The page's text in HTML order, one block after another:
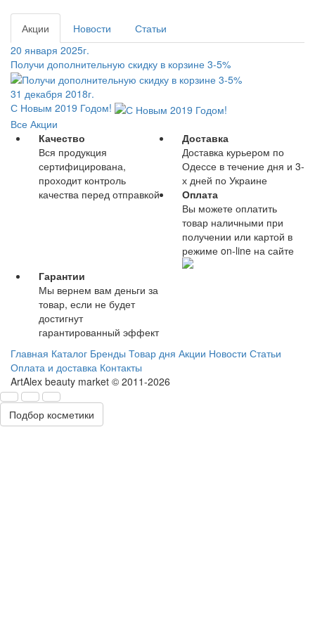
Акции Новости
Статьи
20 января 2025г.
Получи дополнительную скидку в корзине 3-5%
31 декабря 2018г.
С Новым 2019 Годом!
Все Акции
Качество
Вся продукция
сертифицирована,
проходит контроль
качества перед отправкой
Доставка
Доставка курьером по
Одессе в течение дня и 3-
х дней по Украине
Оплата
Вы можете оплатить
товар наличными при
получении или картой в
режиме on-line на сайте
Гарантии
Мы вернем вам деньги за
товар, если не будет
достигнут
гарантированный эффект
Главная Каталог Бренды Товар дня Акции Новости Статьи
Оплата и доставка Контакты
ArtAlex beauty market © 2011-2026
Подбор косметики